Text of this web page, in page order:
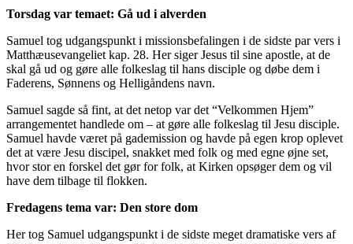
Torsdag var temaet: Gå ud i alverden
Samuel tog udgangspunkt i missionsbefalingen i de sidste par vers i
Matthæusevangeliet kap. 28. Her siger Jesus til sine apostle, at de
skal gå ud og gøre alle folkeslag til hans disciple og døbe dem i
Faderens, Sønnens og Helligåndens navn.
Samuel sagde så fint, at det netop var det “Velkommen Hjem”
arrangementet handlede om – at gøre alle folkeslag til Jesu disciple.
Samuel havde været på gademission og havde på egen krop oplevet
det at være Jesu discipel, snakket med folk og med egne øjne set,
hvor stor en forskel det gør for folk, at Kirken opsøger dem og vil
have dem tilbage til flokken.
Fredagens tema var: Den store dom
Her tog Samuel udgangspunkt i de sidste meget dramatiske vers af